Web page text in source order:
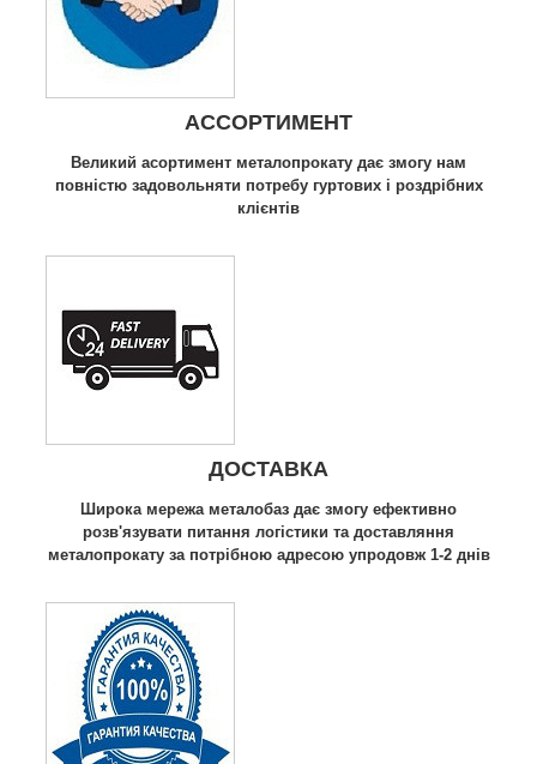
АССОРТИМЕНТ
Великий асортимент металопрокату дає змогу нам
повністю задовольняти потребу гуртових і роздрібних
клієнтів
ДОСТАВКА
Широка мережа металобаз дає змогу ефективно
розв'язувати питання логістики та доставляння
металопрокату за потрібною адресою упродовж 1-2 днів